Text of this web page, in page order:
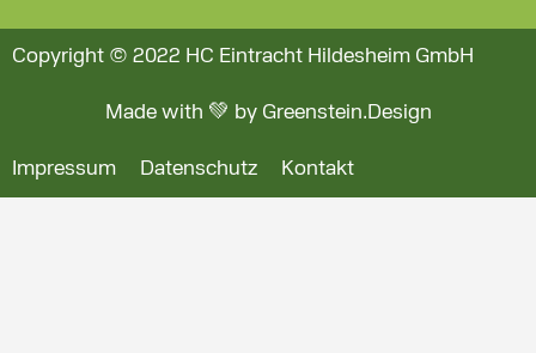
Copyright © 2022 HC Eintracht Hildesheim GmbH
Made with 💚 by Greenstein.Design
Impressum Datenschutz Kontakt